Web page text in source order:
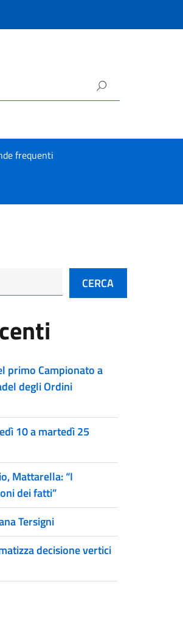
frequenti
CERCA
primo Campionato a
degli Ordini
10 a martedì 25
Mattarella: “I
dei fatti”
Tersigni
decisione vertici